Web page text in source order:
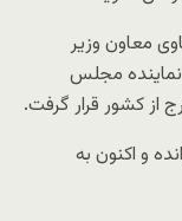
معاون وزیر
نماینده مجلس
از کشور قرار گرفت.
و اکنون به